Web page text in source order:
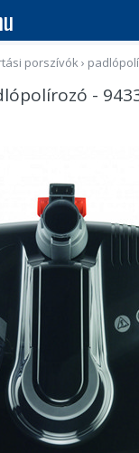
porszívók›
-